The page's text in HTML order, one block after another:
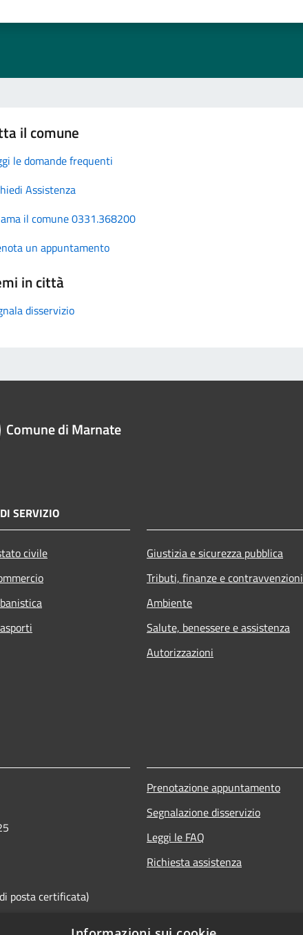
il comune
le domande frequenti
Assistenza
il comune 0331.368200
un appuntamento
in città
disservizio
Comune di Marnate
SERVIZIO
civile
Giustizia e sicurezza pubblica
Tributi, finanze e contravvenzioni
Ambiente
Salute, benessere e assistenza
Autorizzazioni
posta certificata)
Prenotazione appuntamento
Segnalazione disservizio
Leggi le FAQ
Richiesta assistenza